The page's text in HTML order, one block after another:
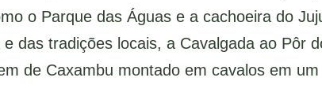
o Parque das Águas e a cachoeira do
das tradições locais, a Cavalgada ao Pôr
de Caxambu montado em cavalos em